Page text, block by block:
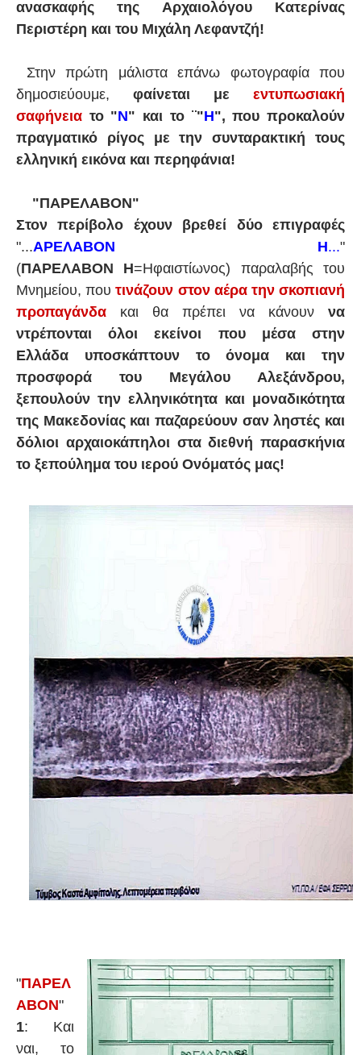
ανασκαφής της Αρχαιολόγου Κατερίνας
Περιστέρη και του Μιχάλη Λεφαντζή!
Στην πρώτη μάλιστα επάνω φωτογραφία που
δημοσιεύουμε, φαίνεται με εντυπωσιακή
σαφήνεια το "Ν" και το ¨"Η", που προκαλούν
πραγματικό ρίγος με την συνταρακτική τους
ελληνική εικόνα και περηφάνια!
"ΠΑΡΕΛΑΒΟΝ"
Στον περίβολο έχουν βρεθεί δύο επιγραφές
"...ΑΡΕΛΑΒΟΝ Η..."
(ΠΑΡΕΛΑΒΟΝ Η=Ηφαιστίωνος) παραλαβής του
Μνημείου, πουτινάζουν στον αέρα την σκοπιανή
προπαγάνδα και θα πρέπει να κάνουν να
ντρέπονται όλοι εκείνοι που μέσα στην
Ελλάδα υποσκάπτουν το όνομα και την
προσφορά του Μεγάλου Αλεξάνδρου,
ξεπουλούν την ελληνικότητα και μοναδικότητα
της Μακεδονίας και παζαρεύουν σαν ληστές και
δόλιοι αρχαιοκάπηλοι στα διεθνή παρασκήνια
το ξεπούλημα του ιερού Ονόματός μας!
"ΠΑΡΕΛ
ΑΒΟΝ"
1: Και
ναι, το